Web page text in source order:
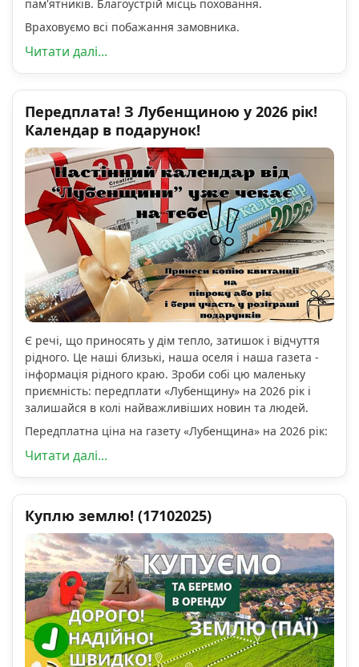
пам'ятників. Благоустрій місць поховання.
Враховуємо всі побажання замовника.
Читати далі...
Передплата! З Лубенщиною у 2026 рік!
Календар в подарунок!
Є речі, що приносять у дім тепло, затишок і відчуття
рідного. Це наші близькі, наша оселя і наша газета -
інформація рідного краю. Зроби собі цю маленьку
приємність: передплати «Лубенщину» на 2026 рік і
залишайся в колі найважливіших новин та людей.
Передплатна ціна на газету «Лубенщина» на 2026 рік:
Читати далі...
Куплю землю! (17102025)